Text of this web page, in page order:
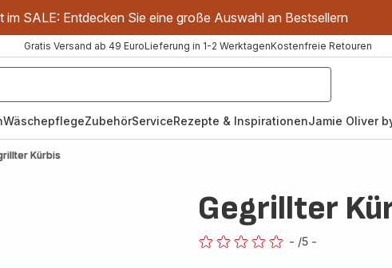
im SALE: Entdecken Sie eine große Auswahl an Bestsellern
Gratis Versand ab 49 EuroLieferung in 1-2 WerktagenKostenfreie Retouren
WäschepflegeZubehörServiceRezepte & InspirationenJamie Oliver
Kürbis
Gegrillter
- /5 -